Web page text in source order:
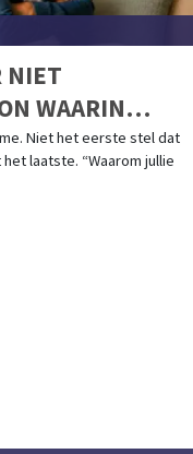
NIET
Niet het eerste stel dat
laatste. “Waarom jullie